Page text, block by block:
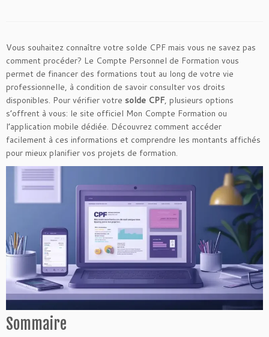
Vous souhaitez connaître votre solde CPF mais vous ne savez pas
comment procéder? Le Compte Personnel de Formation vous
permet de financer des formations tout au long de votre vie
professionnelle, à condition de savoir consulter vos droits
disponibles. Pour vérifier votre solde CPF, plusieurs options
s’offrent à vous: le site officiel Mon Compte Formation ou
l’application mobile dédiée. Découvrez comment accéder
facilement à ces informations et comprendre les montants affichés
pour mieux planifier vos projets de formation.
Sommaire